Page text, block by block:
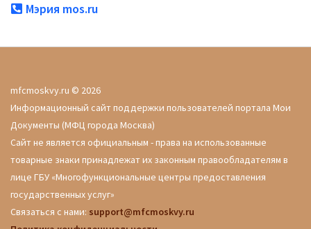
Мэрия mos.ru
mfcmoskvy.ru © 2026
Информационный сайт поддержки пользователей портала Мои
Документы (МФЦ города Москва)
Сайт не является официальным - права на использованные
товарные знаки принадлежат их законным правообладателям в
лице ГБУ «Многофункциональные центры предоставления
государственных услуг»
Связаться с нами: support@mfcmoskvy.ru